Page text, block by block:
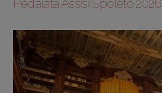
Pedalata Assisi Spoleto 2026